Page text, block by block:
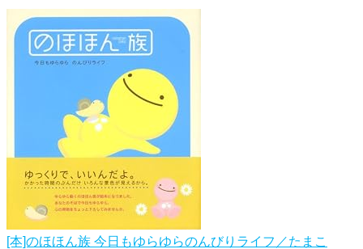
[本]のほほん族 今日もゆらゆらのんびりライフ／たまこ